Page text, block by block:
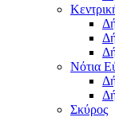
Νότια
Σκύρος